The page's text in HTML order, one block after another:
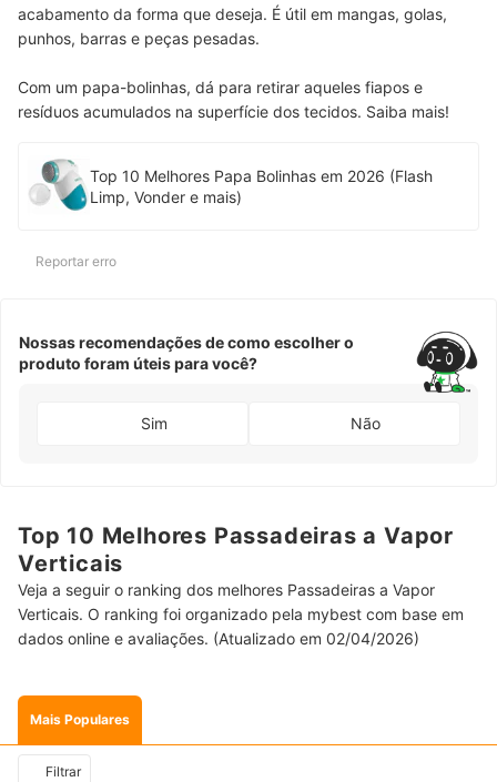
acabamento da forma que deseja. É útil em mangas, golas,
punhos, barras e peças pesadas.
Com um papa-bolinhas, dá para retirar aqueles fiapos e
resíduos acumulados na superfície dos tecidos. Saiba mais!
Top 10 Melhores Papa Bolinhas em 2026 (Flash
Limp, Vonder e mais)
Reportar erro
Nossas recomendações de como escolher o
produto foram úteis para você?
Sim Não
Top 10 Melhores Passadeiras a Vapor
Verticais
Veja a seguir o ranking dos melhores Passadeiras a Vapor
Verticais. O ranking foi organizado pela mybest com base em
dados online e avaliações. (Atualizado em 02/04/2026)
Mais Populares
Filtrar